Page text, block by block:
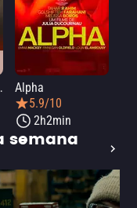
Alpha
5.9/10
2h2min
semana